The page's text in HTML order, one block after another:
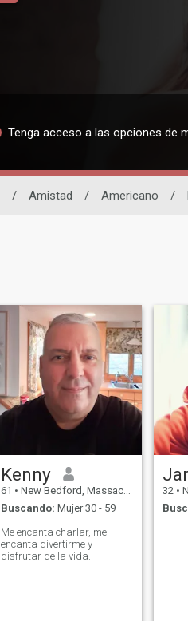
Tenga acceso a las opciones de
/ Amistad / Americano /
Kenny
61 • New Bedford, Massachusetts, Estados Unidos
Buscando: Mujer 30 - 59
Me encanta charlar, me
encanta divertirme y
disfrutar de la vida.
32 •